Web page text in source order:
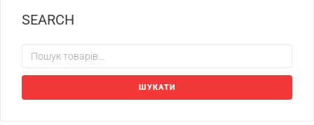
SEARCH
ШУКАТИ